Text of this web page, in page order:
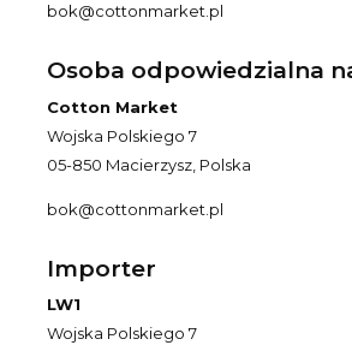
bok@cottonmarket.pl
Osoba odpowiedzialna
Cotton Market
Wojska Polskiego 7
05-850 Macierzysz, Polska
bok@cottonmarket.pl
Importer
LW1
Wojska Polskiego 7